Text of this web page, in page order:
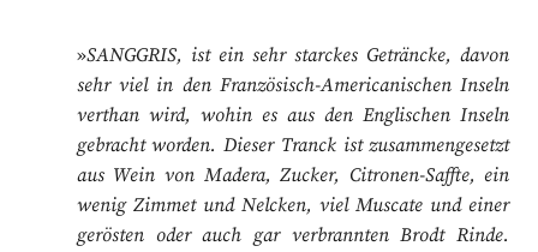
»SANGGRIS, ist ein sehr starckes Geträncke, davon
sehr viel in den Französisch-Americanischen Inseln
verthan wird, wohin es aus den Englischen Inseln
gebracht worden. Dieser Tranck ist zusammengesetzt
aus Wein von Madera, Zucker, Citronen-Saffte, ein
wenig Zimmet und Nelcken, viel Muscate und einer
gerösten oder auch gar verbrannten Brodt Rinde.